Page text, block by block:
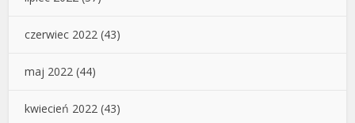
czerwiec 2022 (43)
maj 2022 (44)
kwiecień 2022 (43)